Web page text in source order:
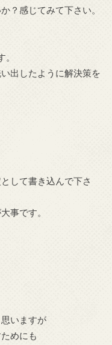
？感じてみて下さい。
出したように解決策を
して書き込んで下さ
事です。
いますが
めにも